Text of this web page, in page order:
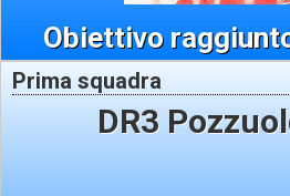
Obiettivo
Prima squadra
DR3